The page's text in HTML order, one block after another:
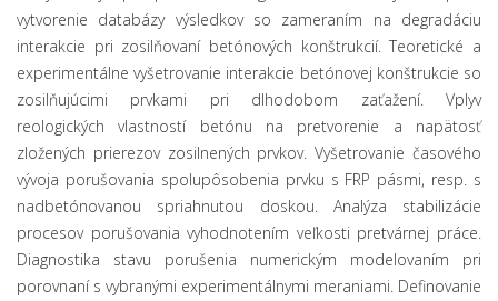
vytvorenie databázy výsledkov so zameraním na degradáciu
interakcie pri zosilňovaní betónových konštrukcií. Teoretické a
experimentálne vyšetrovanie interakcie betónovej konštrukcie so
zosilňujúcimi prvkami pri dlhodobom zaťažení. Vplyv
reologických vlastností betónu na pretvorenie a napätosť
zložených prierezov zosilnených prvkov. Vyšetrovanie časového
vývoja porušovania spolupôsobenia prvku s FRP pásmi, resp. s
nadbetónovanou spriahnutou doskou. Analýza stabilizácie
procesov porušovania vyhodnotením veľkosti pretvárnej práce.
Diagnostika stavu porušenia numerickým modelovaním pri
porovnaní s vybranými experimentálnymi meraniami. Definovanie